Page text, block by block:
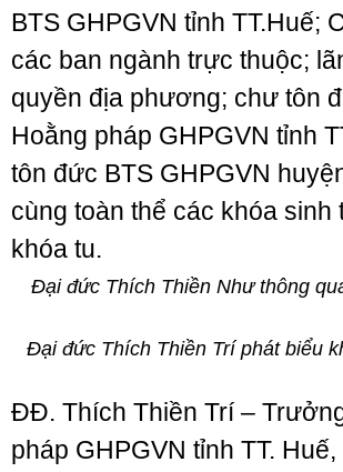
BTS GHPGVN tỉnh TT.Huế;
các ban ngành trực thuộc;
quyền địa phương; chư tôn
Hoằng pháp GHPGVN tỉnh
tôn đức BTS GHPGVN
cùng toàn thể các khóa sinh
khóa tu.
Đại đức Thích Thiền Như thông
Đại đức Thích Thiền Trí phát biểu
ĐĐ. Thích Thiền Trí –
pháp GHPGVN tỉnh TT.